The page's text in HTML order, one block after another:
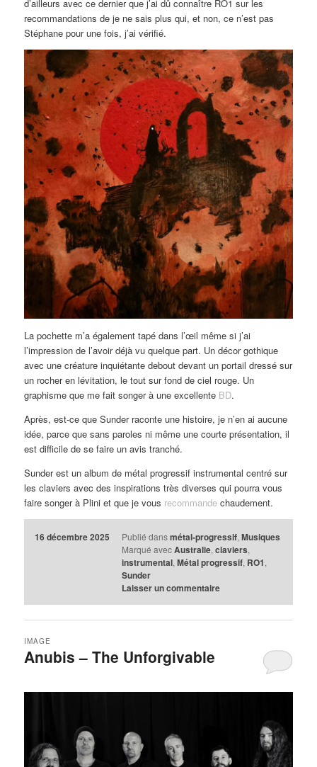
d’ailleurs avec ce dernier que j’ai dû connaître RO1 sur les
recommandations de je ne sais plus qui, et non, ce n’est pas
Stéphane pour une fois, j’ai vérifié.
La pochette m’a également tapé dans l’œil même si j’ai
l’impression de l’avoir déjà vu quelque part. Un décor gothique
avec une créature inquiétante debout devant un portail dressé sur
un rocher en lévitation, le tout sur fond de ciel rouge. Un
graphisme que me fait songer à une excellente BD.
Après, est-ce que Sunder raconte une histoire, je n’en ai aucune
idée, parce que sans paroles ni même une courte présentation, il
est difficile de se faire un avis tranché.
Sunder est un album de métal progressif instrumental centré sur
les claviers avec des inspirations très diverses qui pourra vous
faire songer à Plini et que je vous recommande chaudement.
16 décembre 2025 Publié dans métal-progressif, Musiques
Marqué avec Australie, claviers,
instrumental, Métal progressif, RO1,
Sunder
Laisser un commentaire
Anubis – The Unforgivable
IMAGE